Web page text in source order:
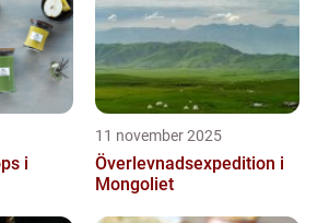
i
11 november 2025
Överlevnadsexpedition i
Mongoliet